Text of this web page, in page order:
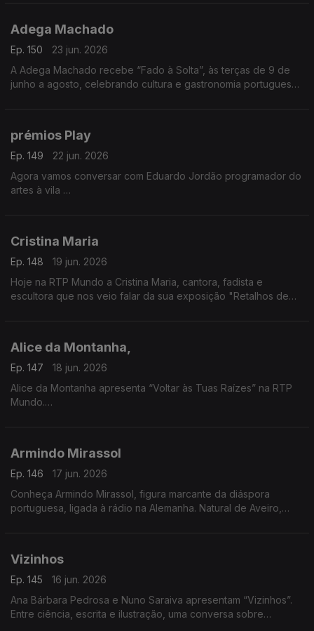
Adega Machado
Ep. 150
23 jun. 2026
A Adega Machado recebe “Fado à Solta”, às terças de 9 de
junho a agosto, celebrando cultura e gastronomia portuguesa.
prémios Play
Ep. 149
22 jun. 2026
Agora vamos conversar com Eduardo Jordão programador do
artes à vila
Cristina Maria
Ep. 148
19 jun. 2026
Hoje na RTP Mundo a Cristina Maria, cantora, fadista e
escultora que nos veio falar da sua exposição "Retalhos de
Alice da Montanha,
Ep. 147
18 jun. 2026
Alice da Montanha apresenta “Voltar às Tuas Raízes” na RTP
Mundo.
onde apresenta o seu mais recente livro, Voltar às Tuas
Raízes. A obra propõe uma reflexão sobre a ligação entre o
mais conscientes e alinhados com os ritmos naturais.
Armindo Mirassol
Ep. 146
17 jun. 2026
Conheça Armindo Mirassol, figura marcante da diáspora
portuguesa, ligada à rádio na Alemanha. Natural de Aveiro,
Vizinhos
Ep. 145
16 jun. 2026
Ana Bárbara Pedrosa e Nuno Saraiva apresentam “Vizinhos”.
Entre ciência, escrita e ilustração, uma conversa sobre